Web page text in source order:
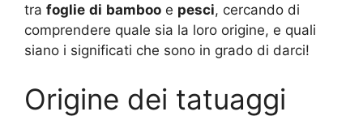
tra foglie di bamboo e pesci, cercando di
comprendere quale sia la loro origine, e quali
siano i significati che sono in grado di darci!
Origine dei tatuaggi